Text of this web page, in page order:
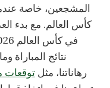
المشجعين، خاصة
كأس العالم. مع بدء
نتائج المباراة
رهاناتنا، مثل توقعات